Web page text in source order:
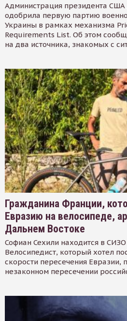
Администрация президента
одобрила первую партию
Украины в рамках механизма
Requirements List. Об этом
на два источника, знакомых с
Гражданина Франции,
Евразию на велосипеде,
Дальнем Востоке
Софиан Сехили находится в СИЗО
Велосипедист, который хотел
скорости пересечения Евразии,
незаконном пересечении